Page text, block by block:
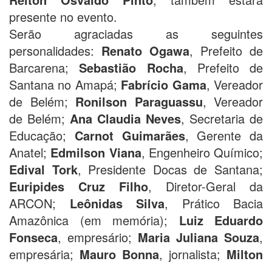
presente no evento.
Serão agraciadas as seguintes
personalidades: Renato Ogawa, Prefeito de
Barcarena;Sebastião Rocha, Prefeito de
Santana no Amapá; Fabrício Gama, Vereador
de Belém; Ronilson Paraguassu, Vereador
de Belém; Ana Claudia Neves, Secretaria de
Educação; Carnot Guimarães, Gerente da
Anatel; Edmilson Viana, Engenheiro Químico;
Edival Tork, Presidente Docas de Santana;
Euripides Cruz Filho, Diretor-Geral da
ARCON; Leônidas Silva, Prático Bacia
Amazônica (em memória); Luiz Eduardo
Fonseca, empresário; Maria Juliana Souza,
empresária; Mauro Bonna, jornalista; Milton